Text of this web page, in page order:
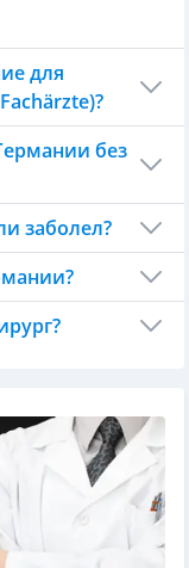
для
без
заболел?